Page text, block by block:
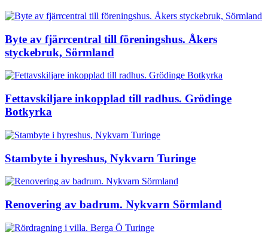
Byte av fjärrcentral till föreningshus. Åkers
styckebruk, Sörmland
Fettavskiljare inkopplad till radhus. Grödinge
Botkyrka
Stambyte i hyreshus, Nykvarn Turinge
Renovering av badrum. Nykvarn Sörmland